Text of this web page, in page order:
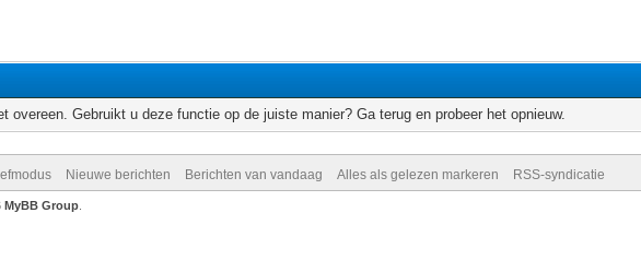
overeen. Gebruikt u deze functie op de juiste manier? Ga terug en probeer het opnieuw.
Nieuwe berichten Berichten van vandaag Alles als gelezen markeren RSS-syndicatie
MyBB Group.